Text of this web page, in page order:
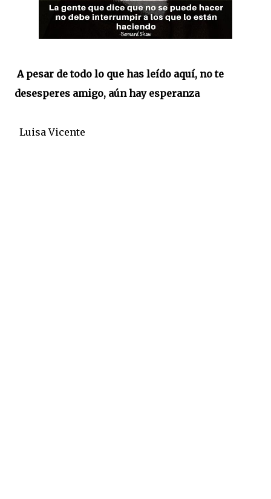
A pesar de todo lo que has leído aquí, no te
desesperes amigo, aún hay esperanza
Luisa Vicente